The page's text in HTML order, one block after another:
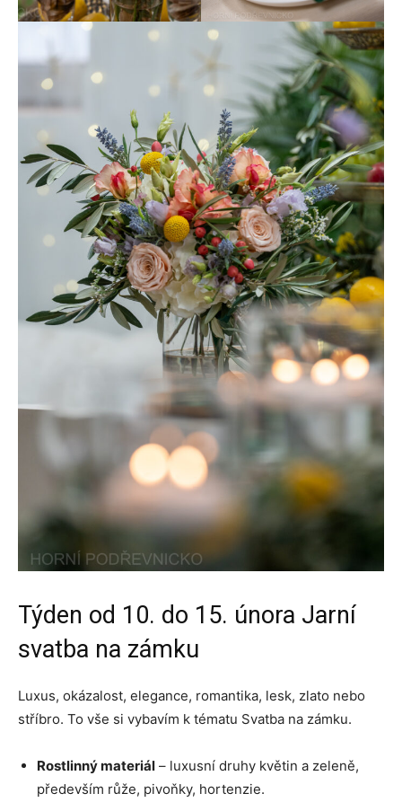
Týden od 10. do 15. února Jarní
svatba na zámku
Luxus, okázalost, elegance, romantika, lesk, zlato nebo
stříbro. To vše si vybavím k tématu Svatba na zámku.
Rostlinný materiál – luxusní druhy květin a zeleně,
především růže, pivoňky, hortenzie.